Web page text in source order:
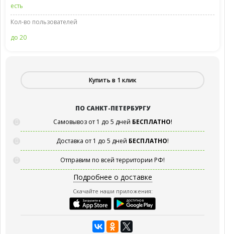
есть
Кол-во пользователей
до 20
Купить в 1 клик
ПО САНКТ-ПЕТЕРБУРГУ
Самовывоз от 1 до 5 дней БЕСПЛАТНО!
Доставка от 1 до 5 дней БЕСПЛАТНО!
Отправим по всей территории РФ!
Подробнее о доставке
Скачайте наши приложения: